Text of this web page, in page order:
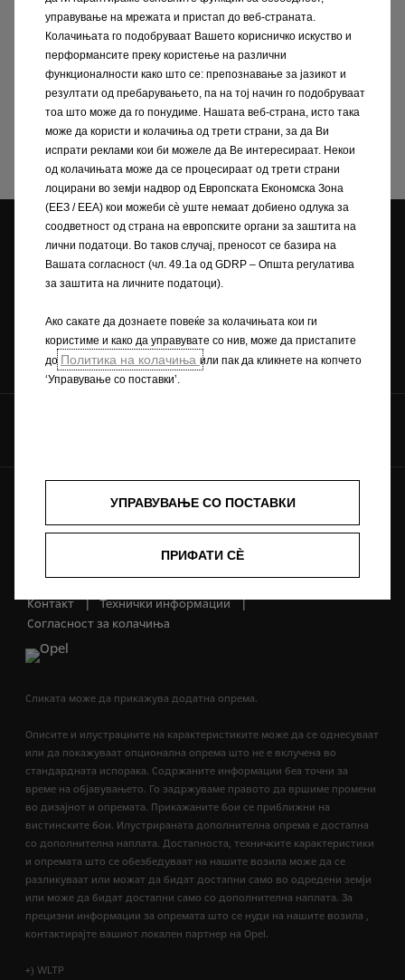
/ без сопирачки (12 %
наклон) (kg)
500-1200
Вкупна дозволена
тежина (kg)
1550-1660
Opel дилери
Tест Bозење
Побарајте понуда
Побарајте сервис
Брошури и
ценовници
Иднината ни припаѓа на сите © Opel 2022
Заштитен знак и авторски права
Приватноста
Нови податоци за потрошувачката на гориво
Рециклирање
Контакт
Технички информации
Согласност за колачиња
Сликата може да прикажува додатна опрема.
Описите и илустрациите на карактеристиките може да се однесуваат
или да покажуваат опционална опрема што не е вклучена во
стандардната испорака. Содржаните информации беа точни за
време на објавувањето. Го задржуваме правото да вршиме промени
во дизајнот и опремата. Прикажаните бои се приближни на
вистинските бои. Илустрираната дополнителна опрема е достапна
со дополнителна наплата. Достапноста, техничките карактеристики
и опремата што се обезбедуваат на нашите возила може да се
разликуваат или можат да бидат достапни само во одредени земји
или може да бидат достапни само со дополнителна наплата. За
прецизни информации за опремата што се нуди на нашите возила ,
контактирајте вашиот локален партнер на Opel.
+) WLTP
управување на мрежата и пристап до веб-страната.
Колачињата го подобруваат Вашето корисничко искуство и
перформансите преку користење на различни
функционалности како што се: препознавање за јазикот и
резултати од пребарувањето, па на тој начин го подобруваат
тоа што може да го понудиме. Нашата веб-страна, исто така
може да користи и колачиња од трети страни, за да Ви
испрати реклами кои би можеле да Ве интересираат. Некои
од колачињата може да се процесираат од трети страни
лоцирани во земји надвор од Европската Економска Зона
(ЕЕЗ / EEA) кои можеби сѐ уште немаат добиено одлука за
соодветност од страна на европските органи за заштита на
лични податоци. Во таков случај, преносот се базира на
Вашата согласност (чл. 49.1а од GDRP – Општа регулатива
за заштита на личните податоци).
Ако сакате да дознаете повеќе за колачињата кои ги
користиме и како да управувате со нив, може да пристапите
до Политика на колачиња или пак да кликнете на копчето
‘Управување со поставки’.
УПРАВУВАЊЕ СО ПОСТАВКИ
ПРИФАТИ СÈ